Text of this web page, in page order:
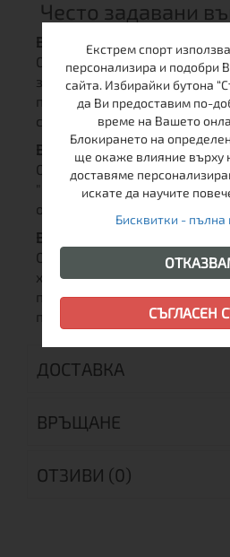
Често задавани
Въпрос: Каква е разликата с
Отговор: X-LP (Learn to
защита на езика и по-
подходяща за удари с
свободно каране
Въпрос: Трябва ли да ги
Отговор: Не, Bauer X-LP
"Instant Fit" – удобни са
обуване благодарение на
Въпрос: Идват ли наточени?
Отговор: Имат фабричен
хокей (за резки
препоръчваме
първата тренировка.
ДОСТАВКА
ВРЪЩАНЕ
ОТЗИВИ (0)
Екстрем спорт
персонализира и подобри
сайта. Избирайки бутона
да Ви предоставим по-
време на Вашето
Блокирането на
ще окаже влияние върху
доставяме
искате да научите
Бисквитки -
СЪГЛАСЕН